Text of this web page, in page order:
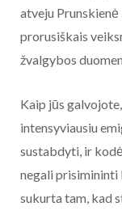
atveju
prorusiškais
žvalgybos
Kaip jūs
intensyviausiu
sustabdyti, ir
negali
sukurta tam, kad